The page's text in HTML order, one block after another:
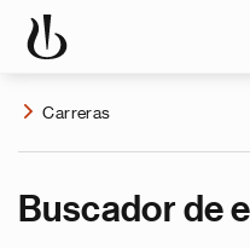
Carreras
Buscador de